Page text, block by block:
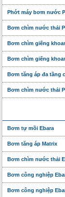
Phớt máy bơm nước
Bơm chìm nước thải
Bơm chìm giếng
Bơm chìm giếng
Bơm tăng áp đa tầng
Bơm chìm nước thải
Bơm tự mồi Ebara
Bơm tăng áp Matrix
Bơm chìm nước thải
Bơm công nghiệp
Bơm công nghiệp